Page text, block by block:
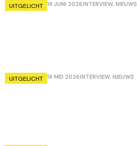
UITGELICHT 19 JUNI 2026INTERVIEW, NIEUWS
UITGELICHT 19 MEI 2026INTERVIEW, NIEUWS